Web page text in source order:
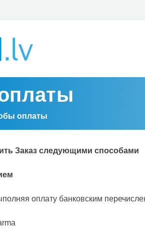
оплаты
Заказ следующими способами
оплату банковским